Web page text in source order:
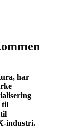
har
til
industri.